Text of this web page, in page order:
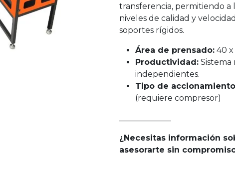
transferencia, permitiendo a
niveles de calidad y
soportes rígidos.
Área de prensado: 40 x
Productividad: Sistema
independientes.
Tipo de
(requiere compresor)
¿Necesitas información
asesorarte sin